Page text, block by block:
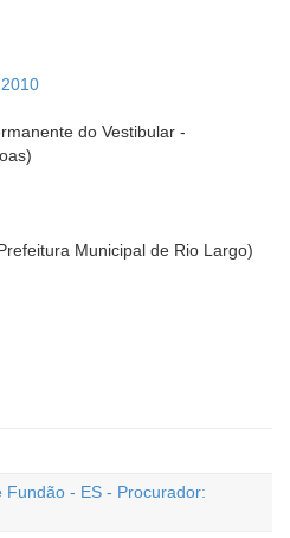
do Vestibular -
Municipal de Rio Largo)
Fundão - ES - Procurador: